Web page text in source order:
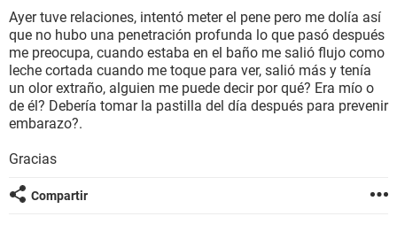
SEXUALIDAD
GLOSARIO
Ayer tuve relaciones, intentó meter el pene pero me dolía así
que no hubo una penetración profunda lo que pasó después
me preocupa, cuando estaba en el baño me salió flujo como
leche cortada cuando me toque para ver, salió más y tenía
un olor extraño, alguien me puede decir por qué? Era mío o
de él? Debería tomar la pastilla del día después para prevenir
embarazo?.
Gracias
Compartir